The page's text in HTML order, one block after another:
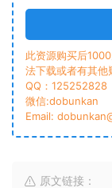
此资源购买后
法下载或者有其他
QQ：125252828
微信:dobunkan
Email:
原文链接：